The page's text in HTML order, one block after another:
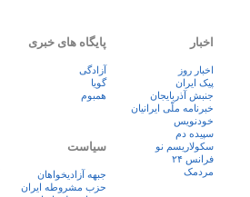
اخبار
اخبار روز
پيک ايران
جنبش آذربایجان
خبرنامه ملّی ایرانیان
خودنویس
سپیده دم
سکولاریسم نو
فرانس ۲۴
مردمک
پایگاه های خبری
آزادگی
گویا
همبوم
سیاست
جبهه آزادیخواهان
حزب مشروطه ایران